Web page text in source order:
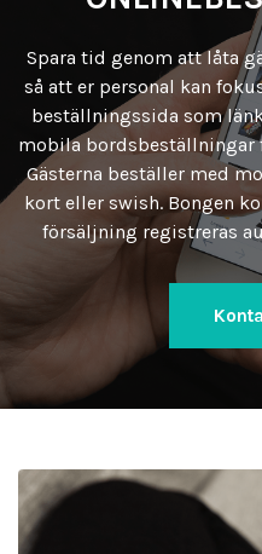
Spara tid genom att låta
så att er personal kan
beställningssida som
mobila bordsbeställningar
Gästerna beställer med
kort eller swish. Bongen
försäljning registreras